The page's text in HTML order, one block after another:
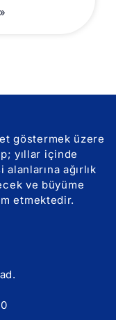
göstermek üzere
yıllar içinde
ağırlık
ve büyüme
etmektedir.